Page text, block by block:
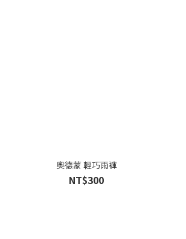
奧德蒙 輕巧雨褲
NT$300